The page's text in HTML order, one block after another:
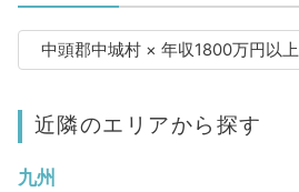
中頭郡中城村 × 年収1800万円以上
近隣のエリアから探す
九州